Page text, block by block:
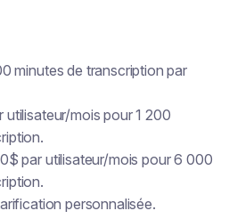
minutes de transcription par
utilisateur/mois pour 1 200
par utilisateur/mois pour 6 000
personnalisée.